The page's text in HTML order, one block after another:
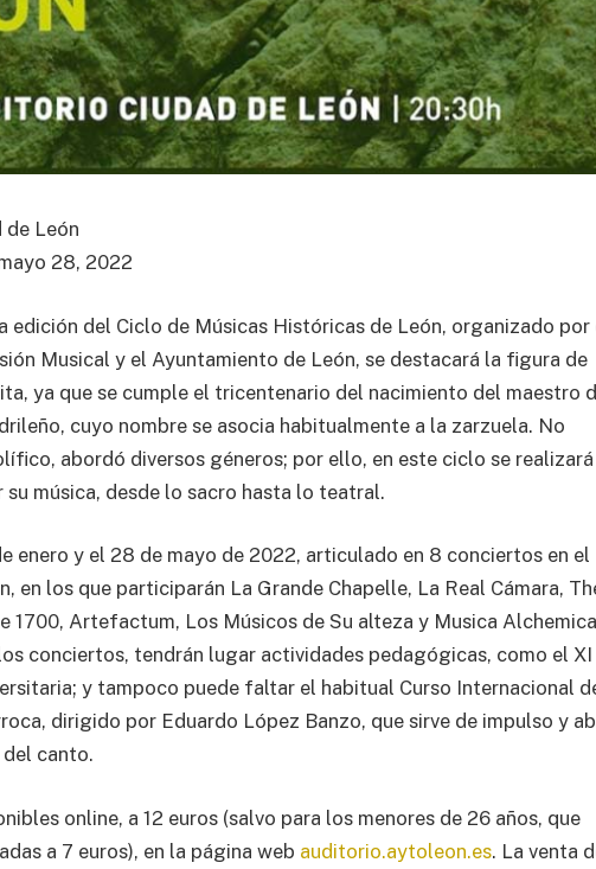
de León
28, 2022
edición del Ciclo de Músicas Históricas de León, organizado por
Musical y el Ayuntamiento de León, se destacará la figura de
ya que se cumple el tricentenario del nacimiento del maestro
cuyo nombre se asocia habitualmente a la zarzuela. No
abordó diversos géneros; por ello, en este ciclo se realizará
música, desde lo sacro hasta lo teatral.
enero y el 28 de mayo de 2022, articulado en 8 conciertos en el
en los que participarán La Grande Chapelle, La Real Cámara,
1700, Artefactum, Los Músicos de Su alteza y Musica
conciertos, tendrán lugar actividades pedagógicas, como el XI
y tampoco puede faltar el habitual Curso Internacional
dirigido por Eduardo López Banzo, que sirve de impulso y
del canto.
online, a 12 euros (salvo para los menores de 26 años, que
a 7 euros), en la página web auditorio.aytoleon.es. La venta